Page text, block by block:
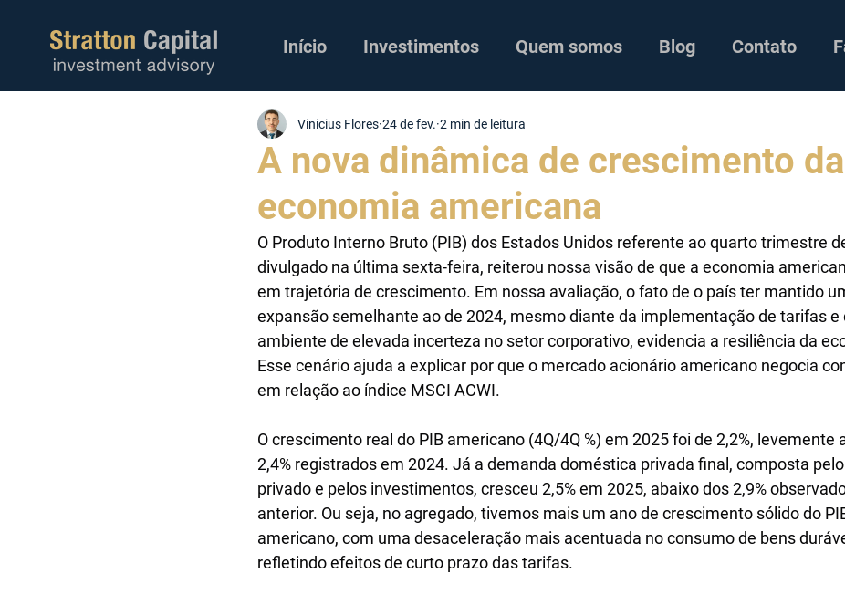
Início Investimentos Quem somos Blog Contato
A nova dinâmica de crescimento da
economia americana
Vinicius Flores 24 de fev. 2 min de leitura
O Produto Interno Bruto (PIB) dos Estados Unidos referente ao quarto trimestre
divulgado na última sexta-feira, reiterou nossa visão de que a economia
em trajetória de crescimento. Em nossa avaliação, o fato de o país ter mantido
expansão semelhante ao de 2024, mesmo diante da implementação de tarifas e
ambiente de elevada incerteza no setor corporativo, evidencia a resiliência da
Esse cenário ajuda a explicar por que o mercado acionário americano negocia
em relação ao índice MSCI ACWI.
O crescimento real do PIB americano (4Q/4Q %) em 2025 foi de 2,2%, levemente
2,4% registrados em 2024. Já a demanda doméstica privada final, composta
privado e pelos investimentos, cresceu 2,5% em 2025, abaixo dos 2,9%
anterior. Ou seja, no agregado, tivemos mais um ano de crescimento sólido do
americano, com uma desaceleração mais acentuada no consumo de bens
refletindo efeitos de curto prazo das tarifas.